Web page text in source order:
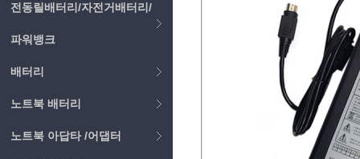
전동릴배터리/자전거배터리/
파워뱅크
배터리
노트북 배터리
노트북 아답타 /어댑터